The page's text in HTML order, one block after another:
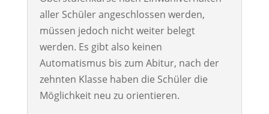
aller Schüler angeschlossen werden,
müssen jedoch nicht weiter belegt
werden. Es gibt also keinen
Automatismus bis zum Abitur, nach der
zehnten Klasse haben die Schüler die
Möglichkeit neu zu orientieren.